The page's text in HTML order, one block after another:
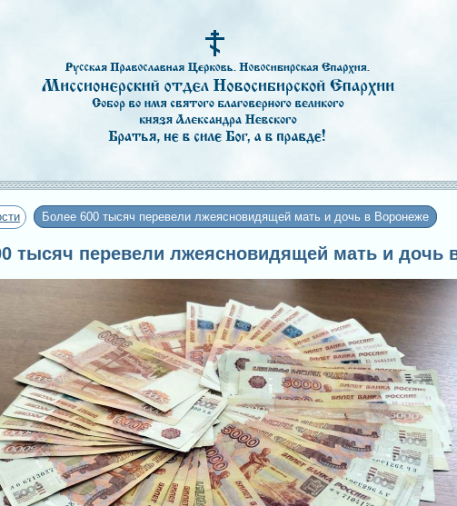
Более 600 тысяч перевели лжеясновидящей мать и дочь в Воронеже
тысяч перевели лжеясновидящей мать и дочь